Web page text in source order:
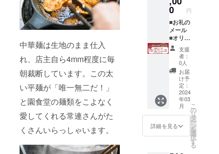
中華麺は生地のまま仕入
れ、店主自ら4mm程度に毎
朝裁断しています。この太
い平麺が「唯一無二だ！」
と園食堂の麺類をこよなく
愛してくれる常連さんがた
くさんいらっしゃいます。
しよ
う」の
欄があ
ります
のでご
検討い
ただけ
ますと
幸いで
す。 ※
予定時
期より
前に届
く場合
がござ
いま
の
シュー
マイ・
ことり
餃子・
スポト
レ餃子
／８ヵ
月（約
240日）
※冷凍保
存時 ※
支援金
額は支
援者さ
まが支
援を申
（冷
凍） ■
スポト
レ餃子
１袋
16個入
（冷
凍） を
お送り
いたし
ます。
【消費
期限】
・冷凍
肉タン
メン／
製造日
ン 2食
入（冷
凍） ■
幻の肉
餃子１
袋 ８
個入
（冷
凍） ■
幻の
シュー
マイ１
袋 10
個入
（冷
凍） ■
ことり
0 円
■お礼の
メール
■オリジ
ナルス
テッ
カー1枚
（50×5
0mm）
〈以下5
品が１
セット
で３ヵ
月間届
きま
す〉 ■
支援
者：
0人
お届
け予
定：
2024
年03
月
詳細を見る
こ
の
リ
タ
ー
ン
を
選
択
す
る